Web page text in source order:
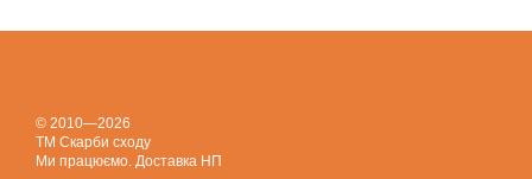
© 2010—2026
ТМ Скарби сходу
Ми працюємо. Доставка НП